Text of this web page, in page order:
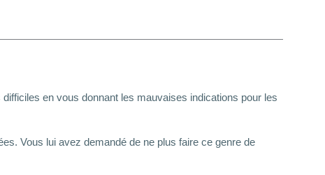
en vous donnant les mauvaises indications pour les
Vous lui avez demandé de ne plus faire ce genre de